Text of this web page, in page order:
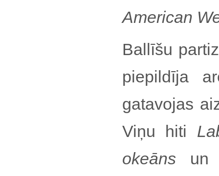
American
Ballīšu
piepildīja
gatavojas
Viņu hiti
okeāns un